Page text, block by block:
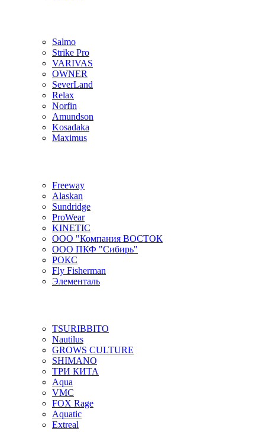
Salmo
Strike Pro
VARIVAS
OWNER
SeverLand
Relax
Norfin
Amundson
Kosadaka
Maximus
Freeway
Alaskan
Sundridge
ProWear
KINETIC
ООО "Компания ВОСТОК
ООО ПКФ "Сибирь"
РОКС
Fly Fisherman
Элементаль
TSURIBBITO
Nautilus
GROWS CULTURE
SHIMANO
ТРИ КИТА
Aqua
VMC
FOX Rage
Aquatic
Extreal